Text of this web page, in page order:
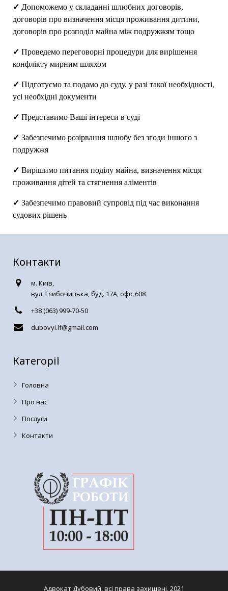
✓ Допоможемо у складанні шлюбних договорів,
договорів про визначення місця проживання дитини,
договорів про розподіл майна між подружжям тощо
✓ Проведемо переговорні процедури для вирішення
конфлікту мирним шляхом
✓ Підготуємо та подамо до суду, у разі такої необхідності,
усі необхідні документи
✓ Представимо Ваші інтереси в суді
✓ Забезпечимо розірвання шлюбу без згоди іншого з
подружжя
✓ Вирішимо питання поділу майна, визначення місця
проживання дітей та стягнення аліментів
✓ Забезпечимо правовий супровід під час виконання
судових рішень
Контакти
м. Київ,
вул. Глибочицька, буд. 17А, офіс 608
+38 (063) 999-70-50
dubovyi.lf@gmail.com
Категорії
Головна
Про нас
Послуги
Контакти
Адвокат Дубовий, всі права захищені, 2021